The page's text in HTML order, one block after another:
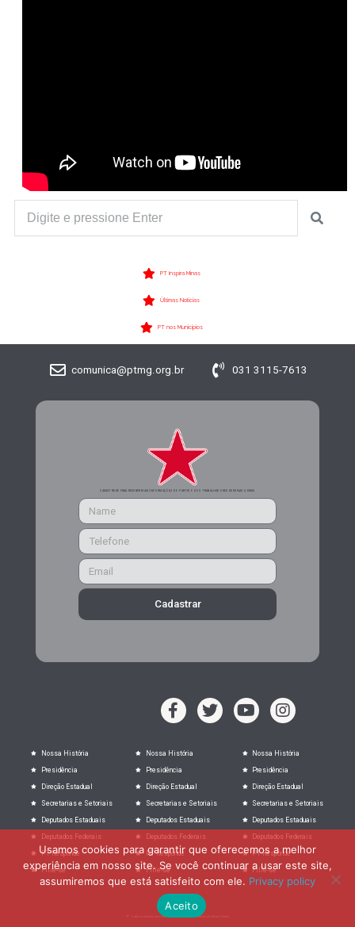
PT Inspira Minas
Últimas Notícias
PT nos Municípios
comunica@ptmg.org.br 031 3115-7613
CADASTRE-SE PARA RECEBER MAIS INFORMAÇÕES DO PARTIDO DOS TRABALHADORES DE MINAS GERAIS
Cadastrar
Nossa História
Presidência
Direção Estadual
Secretarias e Setoriais
Deputados Estaduais
Deputados Federais
PT Responde
Filie-se
Nossa História
Presidência
Direção Estadual
Secretarias e Setoriais
Deputados Estaduais
Deputados Federais
PT Responde
Filie-se
Nossa História
Presidência
Direção Estadual
Secretarias e Setoriais
Deputados Estaduais
Deputados Federais
PT Responde
Filie-se
© Todos os direitos reservados ao Partido dos trabalhadores de Minas Gerais
Usamos cookies para garantir que oferecemos a melhor
experiência em nosso site. Se você continuar a usar este site,
assumiremos que está satisfeito com ele. Privacy policy
Aceito